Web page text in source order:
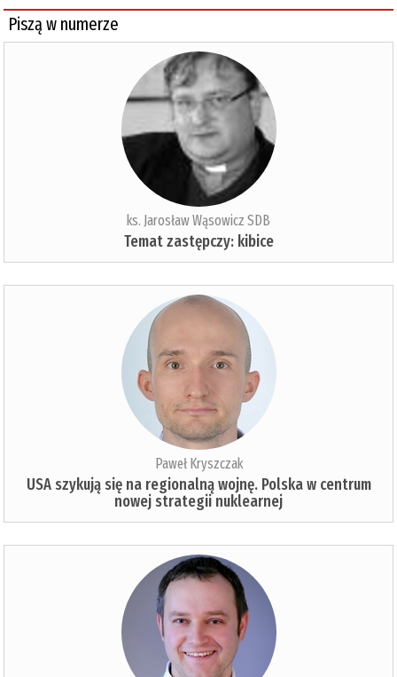
Piszą w numerze
ks. Jarosław Wąsowicz SDB
Temat zastępczy: kibice
Paweł Kryszczak
USA szykują się na regionalną wojnę. Polska w centrum
nowej strategii nuklearnej